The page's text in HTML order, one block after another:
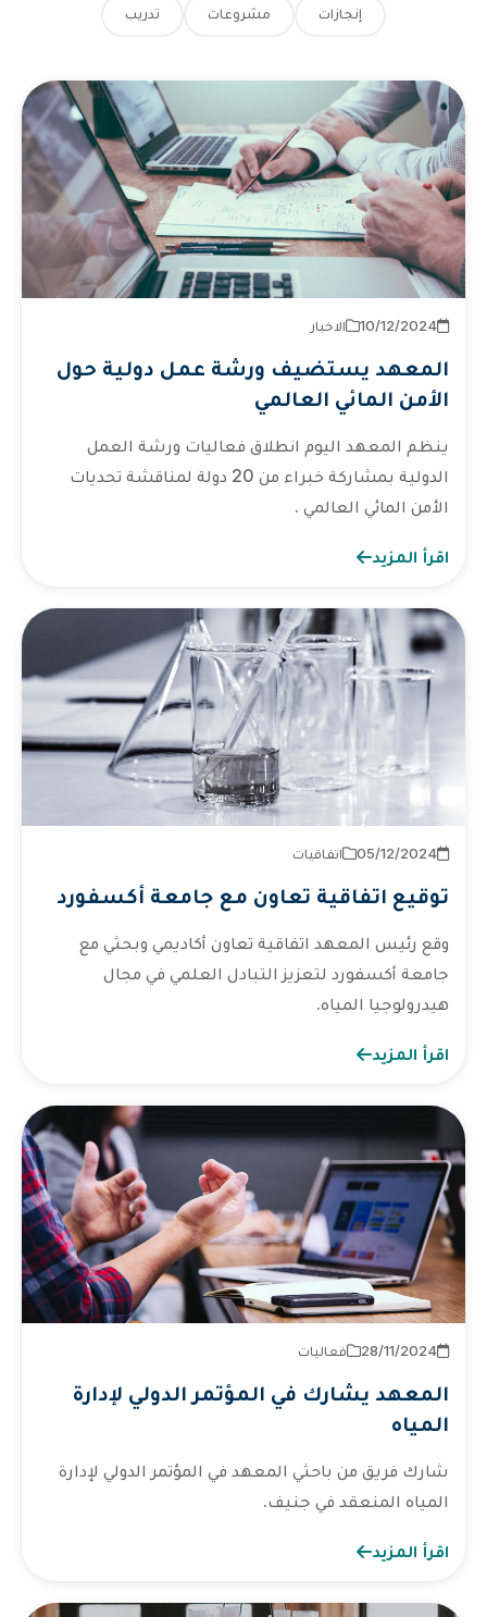
إنجازات مشروعات تدريب
2024‏/12‏/10 الاخبار
المعهد يستضيف ورشة عمل دولية حول
الأمن المائي العالمي
ينظم المعهد اليوم انطلاق فعاليات ورشة العمل
الدولية بمشاركة خبراء من 20 دولة لمناقشة تحديات
الأمن المائي العالمي .
اقرأ المزيد
2024‏/12‏/05 اتفاقيات
توقيع اتفاقية تعاون مع جامعة أكسفورد
وقع رئيس المعهد اتفاقية تعاون أكاديمي وبحثي مع
جامعة أكسفورد لتعزيز التبادل العلمي في مجال
هيدرولوجيا المياه.
اقرأ المزيد
2024‏/11‏/28 فعاليات
المعهد يشارك في المؤتمر الدولي لإدارة
المياه
شارك فريق من باحثي المعهد في المؤتمر الدولي لإدارة
المياه المنعقد في جنيف.
اقرأ المزيد